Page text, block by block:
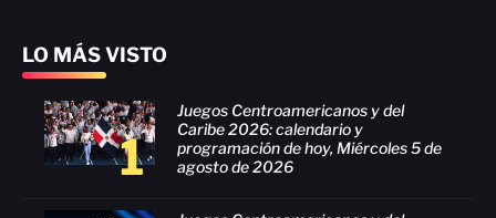
LO MÁS VISTO
1
Juegos Centroamericanos y del
Caribe 2026: calendario y
programación de hoy, Miércoles 5 de
agosto de 2026